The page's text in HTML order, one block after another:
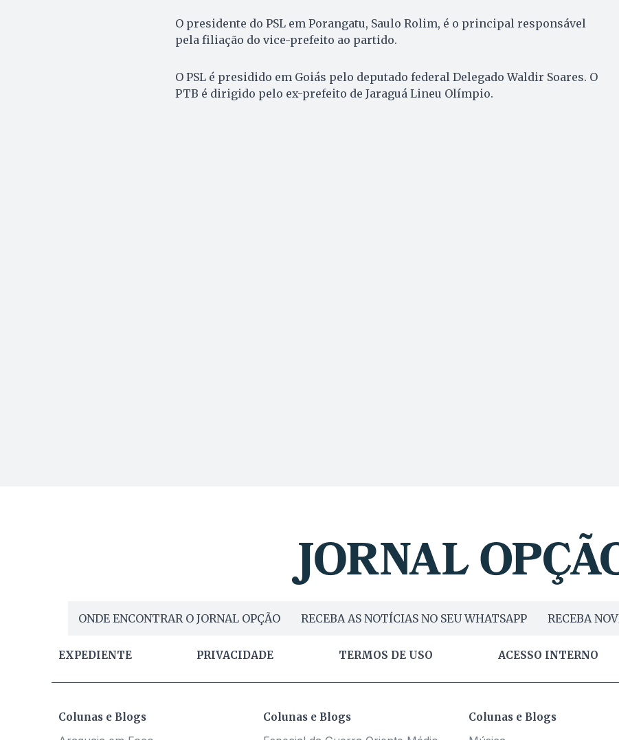
O presidente do PSL em Porangatu, Saulo Rolim, é o principal responsável
pela filiação do vice-prefeito ao partido.
O PSL é presidido em Goiás pelo deputado federal Delegado Waldir Soares. O
PTB é dirigido pelo ex-prefeito de Jaraguá Lineu Olímpio.
ONDE ENCONTRAR O JORNAL OPÇÃO RECEBA AS NOTÍCIAS NO SEU WHATSAPP RECEBA
EXPEDIENTE PRIVACIDADE TERMOS DE USO ACESSO INTERNO
Colunas e Blogs Colunas e Blogs Colunas e Blogs